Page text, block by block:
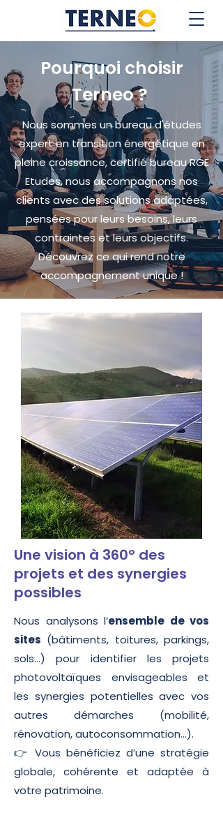
Pourquoi choisir
Terneo ?
Nous sommes un bureau d'études
expert en transition énergétique en
pleine croissance, certifié bureau RGE
Etudes, nous accompagnons nos
clients avec des solutions adaptées,
pensées pour leurs besoins, leurs
contraintes et leurs objectifs.
Découvrez ce qui rend notre
accompagnement unique !
Une vision à 360° des
projets et des synergies
possibles
Nous analysons l’ensemble de vos
sites (bâtiments, toitures, parkings,
sols…) pour identifier les projets
photovoltaïques envisageables et
les synergies potentielles avec vos
autres démarches (mobilité,
rénovation, autoconsommation…).
👉 Vous bénéficiez d’une stratégie
globale, cohérente et adaptée à
votre patrimoine.